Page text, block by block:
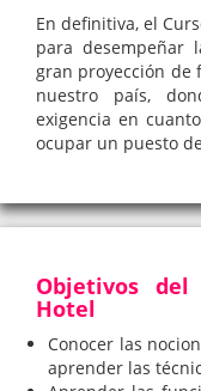
En definitiva, el
para desempeñar
gran proyección de
nuestro país,
exigencia en
ocupar un puesto
Objetivos
Hotel
Conocer las
aprender las